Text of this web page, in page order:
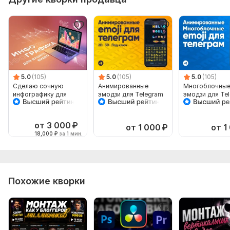
5.0 (105)
Сделаю сочную
инфографику для
вашего видео
от 3 000 ₽
18,000 ₽ за 1 мин.
5.0 (105)
Анимированные
эмодзи для Telegram
от 1 000 ₽
5.0 (105)
Многоблочные
эмодзи для
от
Похожие кворки